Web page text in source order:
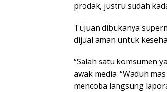
prodak, justru sudah
Tujuan dibukanya
dijual aman untuk
“Salah satu komsumen
awak media. “Waduh
mencoba langsung